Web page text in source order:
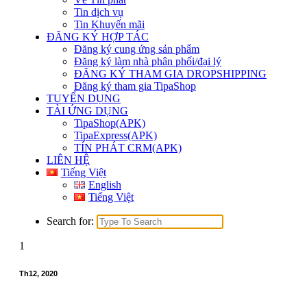
Tin dịch vụ
Tin Khuyến mãi
ĐĂNG KÝ HỢP TÁC
Đăng ký cung ứng sản phẩm
Đăng ký làm nhà phân phối/đại lý
ĐĂNG KÝ THAM GIA DROPSHIPPING
Đăng ký tham gia TipaShop
TUYỂN DỤNG
TẢI ỨNG DỤNG
TipaShop(APK)
TipaExpress(APK)
TÍN PHÁT CRM(APK)
LIÊN HỆ
Tiếng Việt
English
Tiếng Việt
Search for:
1
Th12, 2020